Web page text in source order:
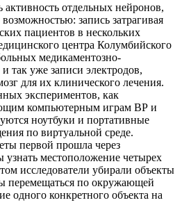
активность отдельных нейронов,
запись затрагивая
пациентов в нескольких
центра Колумбийского
медикаментозно-
так уже записи электродов,
для их клинического лечения.
экспериментов, как
компьютерным играм ВР и
ноутбуки и портативные
по виртуальной среде.
первой прошла через
местоположение четырех
исследователи убирали объекты
перемещаться по окружающей
одного конкретного объекта на